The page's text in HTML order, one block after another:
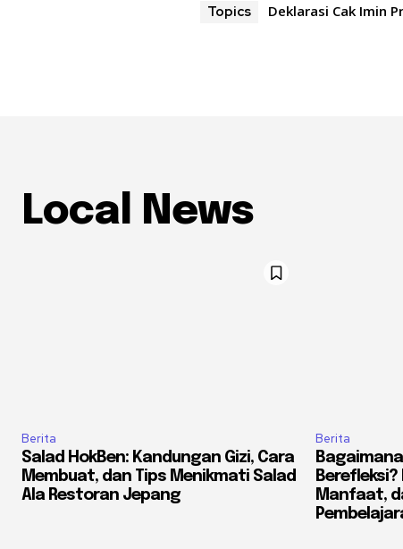
Topics Deklarasi Cak Imin
Local News
Berita
Salad HokBen: Kandungan Gizi, Cara
Membuat, dan Tips Menikmati Salad
Ala Restoran Jepang
Berita
Manfaat,